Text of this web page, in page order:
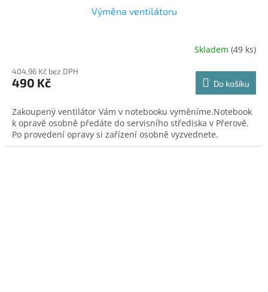
Výměna ventilátoru
Skladem (49 ks)
404,96 Kč bez DPH
490 Kč Do košíku
Zakoupený ventilátor Vám v notebooku vyměníme.Notebook
k opravě osobně předáte do servisního střediska v Přerově.
Po provedení opravy si zařízení osobně vyzvednete.